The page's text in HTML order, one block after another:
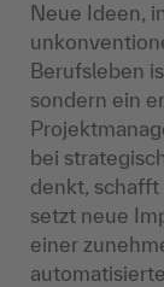
Neue Ideen,
Berufsleben
sondern ein
bei
denkt,
setzt neue
einer